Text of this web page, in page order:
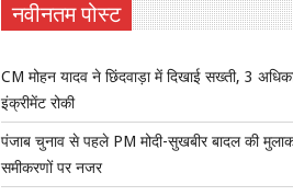
नवीनतम पोस्ट
CM मोहन यादव ने छिंदवाड़ा में दिखाई सख्ती, 3
इंक्रीमेंट रोकी
पंजाब चुनाव से पहले PM मोदी-सुखबीर बादल की
समीकरणों पर नजर